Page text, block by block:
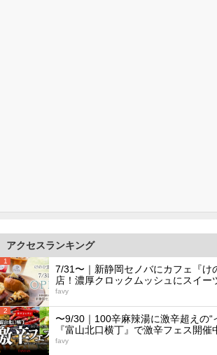
アクセスランキング
1
7/31〜｜新静岡セノバにカフェ『け
店！濃厚クロックムッシュにスイー
favy
2
〜9/30｜100辛麻辣湯に激辛超えの“
『富山北口横丁』で激辛フェス開催
favy